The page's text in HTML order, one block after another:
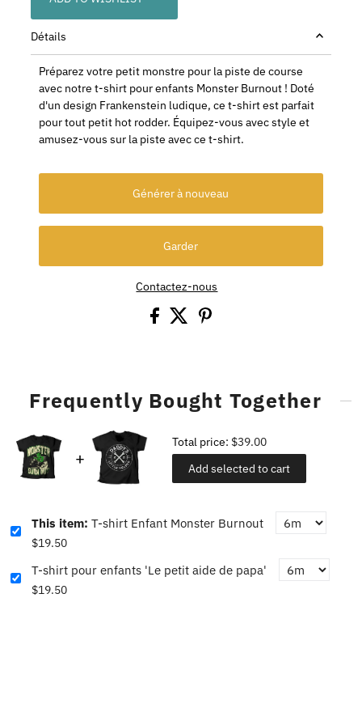
Détails
Préparez votre petit monstre pour la piste de course
avec notre t-shirt pour enfants Monster Burnout ! Doté
d'un design Frankenstein ludique, ce t-shirt est parfait
pour tout petit hot rodder. Équipez-vous avec style et
amusez-vous sur la piste avec ce t-shirt.
Générer à nouveau
Garder
Contactez-nous
Frequently Bought Together
Total price: $39.00
Add selected to cart
This item:T-shirt Enfant Monster Burnout
$19.50
T-shirt pour enfants 'Le petit aide de papa'
$19.50